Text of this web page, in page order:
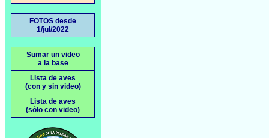
FOTOS desde
1/jul/2022
Sumar un video
a la base
Lista de aves
(con y sin video)
Lista de aves
(sólo con video)